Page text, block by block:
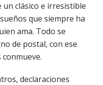
un clásico e irresistible
que siempre ha
ama. Todo se
de postal, con ese
declaraciones